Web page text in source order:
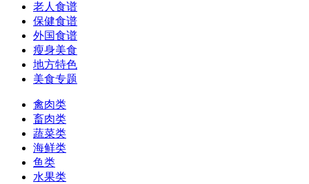
老人食谱
保健食谱
外国食谱
瘦身美食
地方特色
美食专题
禽肉类
畜肉类
蔬菜类
海鲜类
鱼类
水果类